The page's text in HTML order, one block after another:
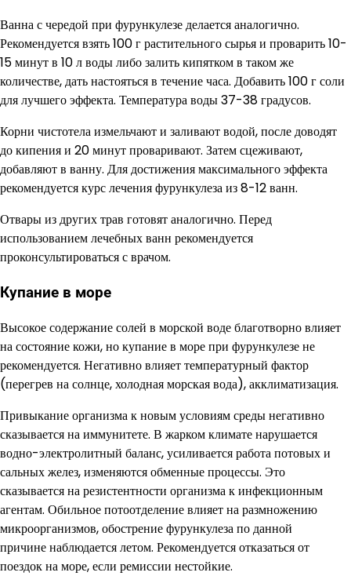
Ванна с чередой при фурункулезе делается аналогично.
Рекомендуется взять 100 г растительного сырья и проварить 10-
15 минут в 10 л воды либо залить кипятком в таком же
количестве, дать настояться в течение часа. Добавить 100 г соли
для лучшего эффекта. Температура воды 37-38 градусов.
Корни чистотела измельчают и заливают водой, после доводят
до кипения и 20 минут проваривают. Затем сцеживают,
добавляют в ванну. Для достижения максимального эффекта
рекомендуется курс лечения фурункулеза из 8-12 ванн.
Отвары из других трав готовят аналогично. Перед
использованием лечебных ванн рекомендуется
проконсультироваться с врачом.
Купание в море
Высокое содержание солей в морской воде благотворно влияет
на состояние кожи, но купание в море при фурункулезе не
рекомендуется. Негативно влияет температурный фактор
(перегрев на солнце, холодная морская вода), акклиматизация.
Привыкание организма к новым условиям среды негативно
сказывается на иммунитете. В жарком климате нарушается
водно-электролитный баланс, усиливается работа потовых и
сальных желез, изменяются обменные процессы. Это
сказывается на резистентности организма к инфекционным
агентам. Обильное потоотделение влияет на размножению
микроорганизмов, обострение фурункулеза по данной
причине наблюдается летом. Рекомендуется отказаться от
поездок на море, если ремиссии нестойкие.